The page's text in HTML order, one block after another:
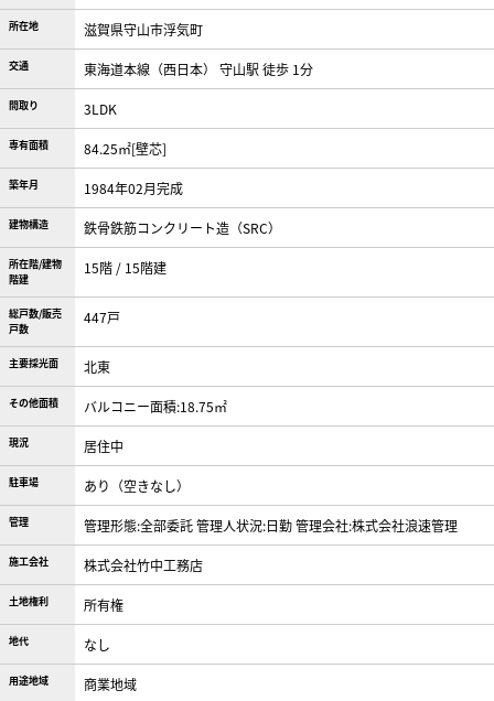
所在地 滋賀県守山市浮気町
交通 東海道本線（西日本） 守山駅 徒歩 1分
間取り 3LDK
専有面積 84.25㎡[壁芯]
築年月 1984年02月完成
建物構造 鉄骨鉄筋コンクリート造（SRC）
所在階/建物
階建
15階 / 15階建
総戸数/販売
戸数
447戸
主要採光面 北東
その他面積 バルコニー面積:18.75㎡
現況 居住中
駐車場 あり（空きなし）
管理 管理形態:全部委託 管理人状況:日勤 管理会社:株式会社浪速管理
施工会社 株式会社竹中工務店
土地権利 所有権
地代 なし
用途地域 商業地域